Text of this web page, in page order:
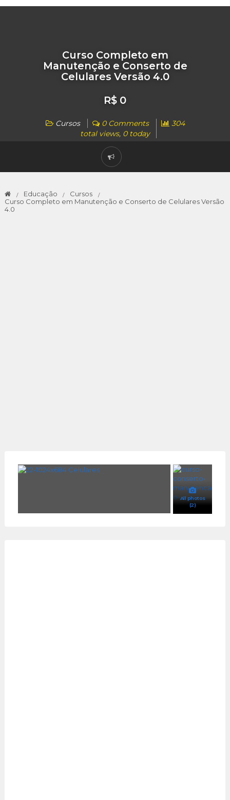
Curso Completo em
Manutenção e Conserto de
Celulares Versão 4.0
R$ 0
Cursos 0 Comments
304
total views, 0 today
Educação
Cursos
Curso Completo em Manutenção e Conserto de Celulares Versão
4.0
All photos
(2)